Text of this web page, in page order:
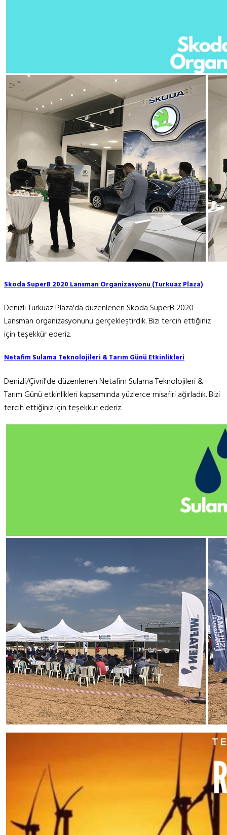
Skoda SuperB 2020 Lansman Organizasyonu (Turkuaz Plaza)
Denizli Turkuaz Plaza'da düzenlenen Skoda SuperB 2020
Lansman organizasyonunu gerçekleştirdik. Bizi tercih ettiğiniz
için teşekkür ederiz.
Netafim Sulama Teknolojileri & Tarım Günü Etkinlikleri
Denizli/Çivril'de düzenlenen Netafim Sulama Teknolojileri &
Tarım Günü etkinlikleri kapsamında yüzlerce misafiri ağırladık. Bizi
tercih ettiğiniz için teşekkür ederiz.